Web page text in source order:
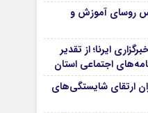
روسای آموزش و
ایرنا؛ از تقدیر
اجتماعی استان
ارتقای شایستگی‌های